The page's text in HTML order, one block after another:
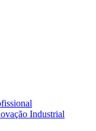
Industrial